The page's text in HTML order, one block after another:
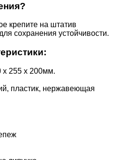
крепите на штатив
сохранения устойчивости.
х 255 х 200мм.
пластик, нержавеющая